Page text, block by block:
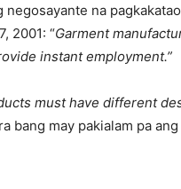
na
2001: “Garment
instant employment.”
must have different
bang may pakialam pa